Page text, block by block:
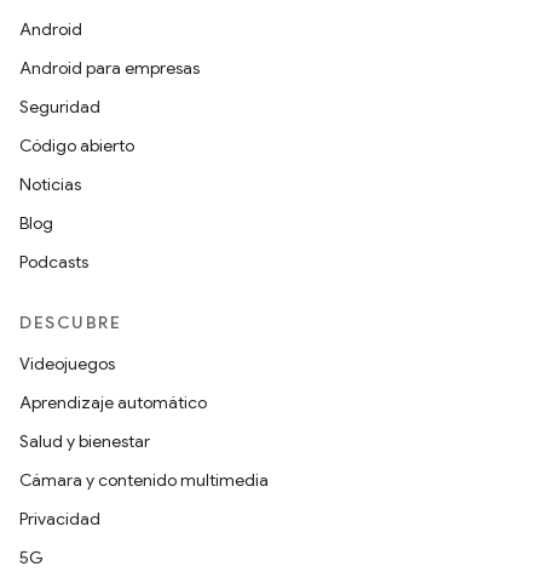
Android
Android para empresas
Seguridad
Código abierto
Noticias
Blog
Podcasts
DESCUBRE
Videojuegos
Aprendizaje automático
Salud y bienestar
Cámara y contenido multimedia
Privacidad
5G